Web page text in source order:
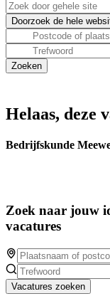
Helaas, deze
Bedrijfskunde
Zoek naar jouw
vacatures
Vacatures zoeken